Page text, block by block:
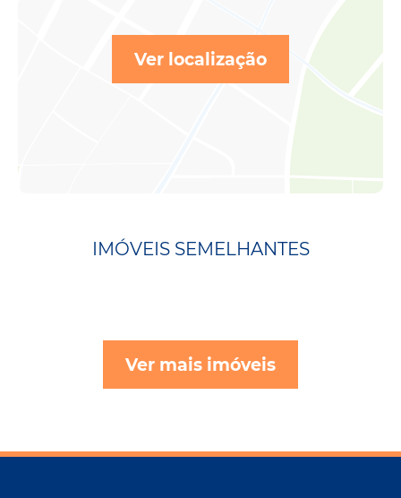
Ver localização
IMÓVEIS SEMELHANTES
Ver mais imóveis